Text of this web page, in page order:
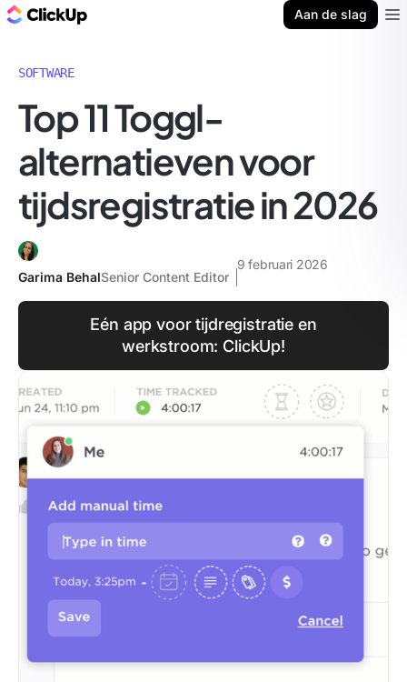
Aan de slag
SOFTWARE
Top 11 Toggl-
alternatieven voor
tijdsregistratie in 2026
Garima BehalSenior Content Editor
9 februari 2026
Eén app voor tijdregistratie en
werkstroom: ClickUp!